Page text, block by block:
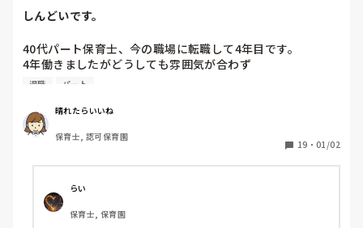
しんどいです。
40代パート保育士、今の職場に転職して4年目です。
4年働きましたがどうしても雰囲気が合わず
退職しようと思っています。
周りの職員は、勤続10年以上から何十年という先生がほとん
どです。
保護者子どもの愚痴悪口が多く、
今で言う不適切保育も
仕方ないよね
もう何も言わずに
子どもの言いなりになればいいんだね
退職 パート
晴れたらいいね
保育士, 認可保育園
19 ・ 01/02
らい
保育士, 保育園